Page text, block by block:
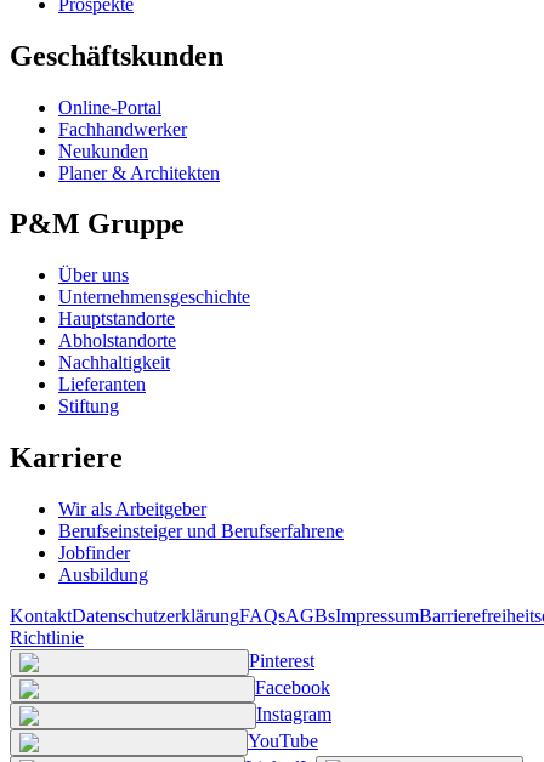
Geschäftskunden
Online-Portal
Fachhandwerker
Neukunden
Planer & Architekten
P&M Gruppe
Über uns
Unternehmensgeschichte
Hauptstandorte
Abholstandorte
Nachhaltigkeit
Lieferanten
Stiftung
Karriere
Wir als Arbeitgeber
Berufseinsteiger und Berufserfahrene
Jobfinder
Ausbildung
KontaktDatenschutzerklärungFAQsAGBsImpressum
Richtlinie
Pinterest
Facebook
Instagram
YouTube